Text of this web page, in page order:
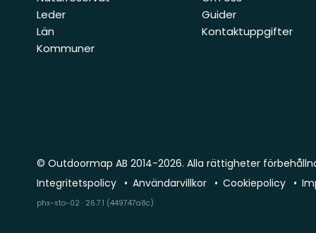
Leder
Län
Kommuner
Guider
Kontaktuppgifter
© Outdoormap AB 2014-2026. Alla rättigheter
Integritetspolicy
Användarvillkor Cookiepolicy
phx-sto-02 · 26.7.1 (449747a8c)